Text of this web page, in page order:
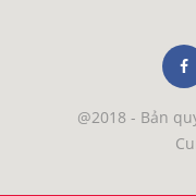
@2018 - Bản